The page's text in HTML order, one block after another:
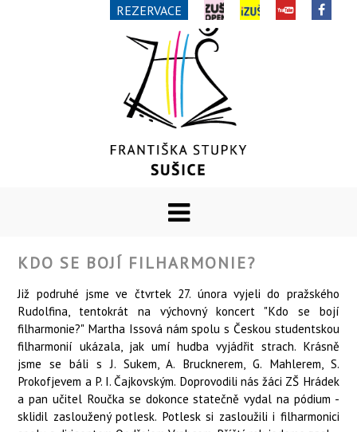
REZERVACE
KDO SE BOJÍ FILHARMONIE?
Již podruhé jsme ve čtvrtek 27. února vyjeli do pražského
Rudolfina, tentokrát na výchovný koncert "Kdo se bojí
filharmonie?" Martha Issová nám spolu s Českou studentskou
filharmonií ukázala, jak umí hudba vyjádřit strach. Krásně
jsme se báli s J. Sukem, A. Brucknerem, G. Mahlerem, S.
Prokofjevem a P. I. Čajkovským. Doprovodili nás žáci ZŠ Hrádek
a pan učitel Roučka se dokonce statečně vydal na pódium -
sklidil zasloužený potlesk. Potlesk si zasloužili i filharmonici